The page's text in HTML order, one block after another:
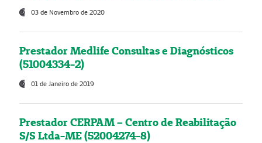
03 de Novembro de 2020
Prestador Medlife Consultas e Diagnósticos
(51004334-2)
01 de Janeiro de 2019
Prestador CERPAM – Centro de Reabilitação
S/S Ltda-ME (52004274-8)